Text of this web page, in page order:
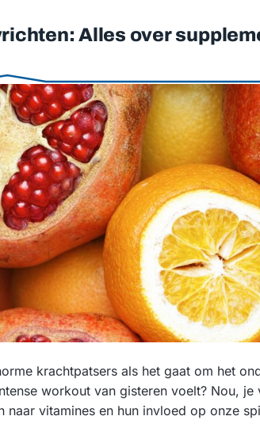
Alles over
krachtpatsers als het gaat om het
workout van gisteren voelt? Nou, je
vitamines en hun invloed op onze